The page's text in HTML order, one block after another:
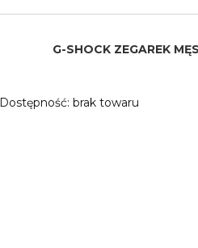
G-SHOCK ZEGAREK
Dostępność: brak towaru